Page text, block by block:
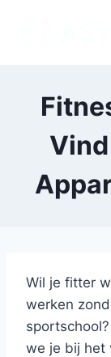
Wil je fitter
werken
we je bij het